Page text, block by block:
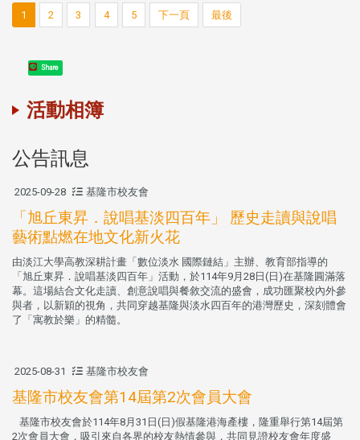
1 2 3 4 5 下一頁 最後
Share
活動相簿
公告訊息
2025-09-28 基隆市校友會
「旭丘東昇．說唱基淡四百年」 歷史走讀與說唱
藝術點燃在地文化新火花
由淡江大學高教深耕計畫「數位淡水 國際鏈結」主辦、教育部指導的
「旭丘東昇．說唱基淡四百年」活動，於114年9月28日(日)在基隆圓滿落
幕。這場結合文化走讀、創意說唱與餐敘交流的盛會，成功匯聚校內外參
與者，以新穎的視角，共同穿越基隆與淡水四百年的港灣歷史，深刻體會
了「寓教於樂」的精髓。
2025-08-31 基隆市校友會
基隆市校友會第14屆第2次會員大會
基隆市校友會於114年8月31日(日)假基隆港海產樓，隆重舉行第14屆第
2次會員大會，吸引來自各界的校友熱情參與，共同見證校友會年度盛